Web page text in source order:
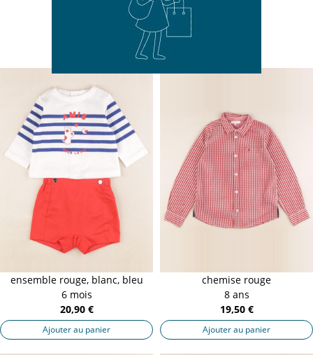
Nos nouveautés
Plusieurs centaines de nouveaux articles
mis en ligne tous les jours
ensemble rouge, blanc, bleu
6 mois
20,90 €
Ajouter au panier
chemise rouge
8 ans
19,50 €
Ajouter au panier